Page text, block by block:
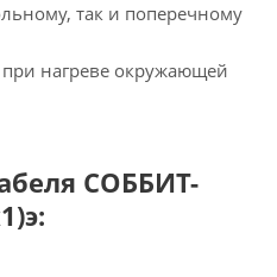
так и поперечному
нагреве окружающей
СОББИТ-